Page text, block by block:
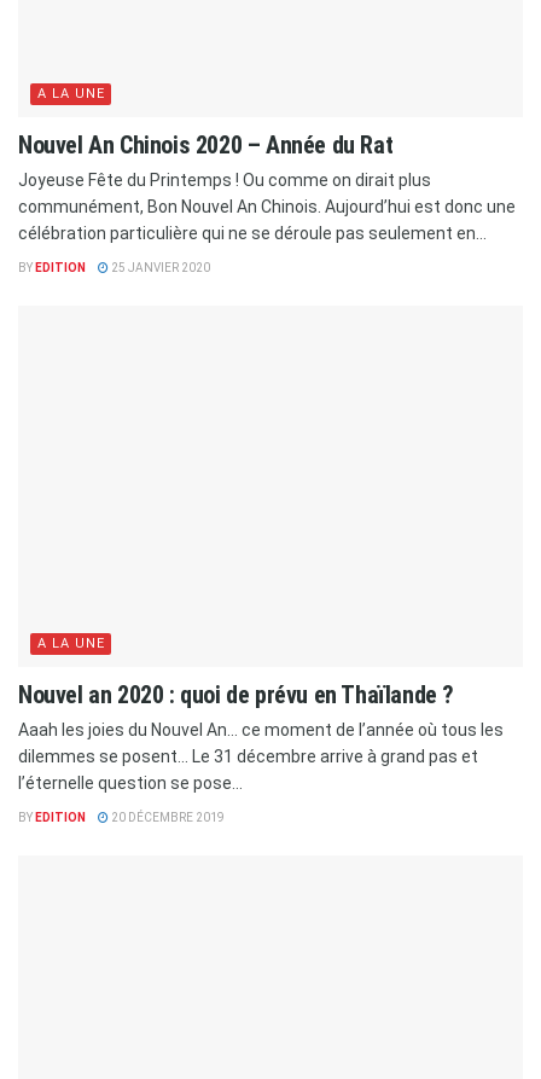
A LA UNE
Nouvel An Chinois 2020 – Année du Rat
Joyeuse Fête du Printemps ! Ou comme on dirait plus
communément, Bon Nouvel An Chinois. Aujourd’hui est donc une
célébration particulière qui ne se déroule pas seulement en...
BY EDITION 25 JANVIER 2020
A LA UNE
Nouvel an 2020 : quoi de prévu en Thaïlande ?
Aaah les joies du Nouvel An… ce moment de l’année où tous les
dilemmes se posent… Le 31 décembre arrive à grand pas et
l’éternelle question se pose...
BY EDITION 20 DÉCEMBRE 2019